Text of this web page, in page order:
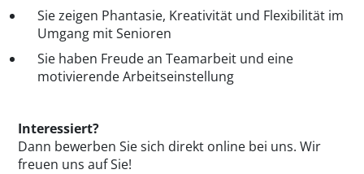
Sie zeigen Phantasie, Kreativität und Flexibilität im
Umgang mit Senioren
Sie haben Freude an Teamarbeit und eine
motivierende Arbeitseinstellung
Interessiert?
Dann bewerben Sie sich direkt online bei uns. Wir
freuen uns auf Sie!